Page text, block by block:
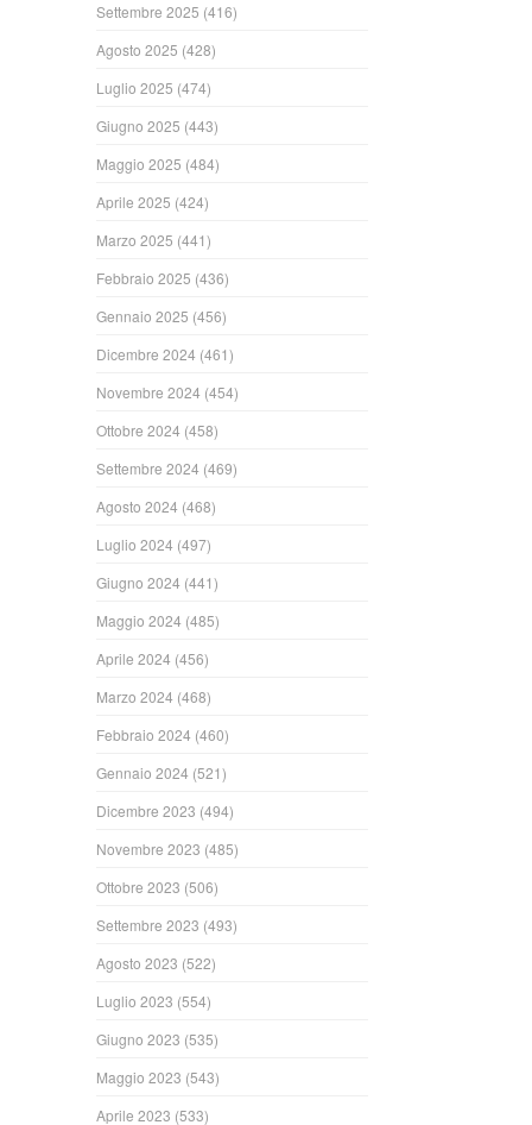
Settembre 2025 (416)
Agosto 2025 (428)
Luglio 2025 (474)
Giugno 2025 (443)
Maggio 2025 (484)
Aprile 2025 (424)
Marzo 2025 (441)
Febbraio 2025 (436)
Gennaio 2025 (456)
Dicembre 2024 (461)
Novembre 2024 (454)
Ottobre 2024 (458)
Settembre 2024 (469)
Agosto 2024 (468)
Luglio 2024 (497)
Giugno 2024 (441)
Maggio 2024 (485)
Aprile 2024 (456)
Marzo 2024 (468)
Febbraio 2024 (460)
Gennaio 2024 (521)
Dicembre 2023 (494)
Novembre 2023 (485)
Ottobre 2023 (506)
Settembre 2023 (493)
Agosto 2023 (522)
Luglio 2023 (554)
Giugno 2023 (535)
Maggio 2023 (543)
Aprile 2023 (533)